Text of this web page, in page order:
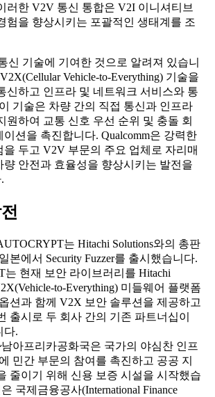
러한 V2V 통신 통합은 V2I 이니셔티브
험을 향상시키는 포괄적인 생태계를 조
신 기술에 기여한 것으로 알려져 있습니
Vehicle-to-Everything) 기술을
신하고 인프라 및 네트워크 서비스와 통
기술은 차량 간의 직접 통신과 인프라
원하여 교통 신호 우선 순위 및 충돌 회
션을 촉진합니다. Qualcomm은 강력한
을 두고 V2V 부문의 주요 업체로 자리매
량 안전과 효율성을 향상시키는 발전을
는 Hitachi Solutions와의 총판
본에서 Security Fuzzer를 출시했습니다.
는 현재 보안 라이브러리를 Hitachi
to-Everything) 미들웨어 플랫폼
션과 함께 V2X 보안 솔루션을 제공하고
출시로 두 회사 간의 기존 파트너십이
다.
남아프리카공화국은 국가의 야심찬 인프
민간 부문의 참여를 촉진하고 공공 지
줄이기 위해 신용 보증 시설을 시작했습
국제금융공사(International Finance